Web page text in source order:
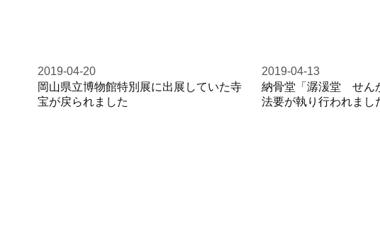
2019-04-20
岡山県立博物館特別展に出展していた寺
宝が戻られました
2019-04-13
納骨堂「潺湲堂 せん
法要が執り行われまし